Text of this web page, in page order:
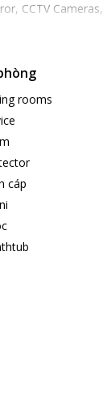
CCTV
rooms
cáp